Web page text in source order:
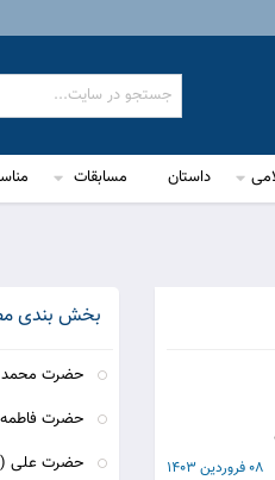
داستان مسابقات
08 فروردین 1403
بخش بندی
حضرت
حضرت
حضرت علی